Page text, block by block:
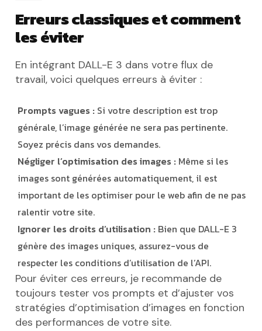
Erreurs classiques et comment
les éviter
En intégrant DALL-E 3 dans votre flux de
travail, voici quelques erreurs à éviter :
Prompts vagues : Si votre description est trop
générale, l’image générée ne sera pas pertinente.
Soyez précis dans vos demandes.
Négliger l’optimisation des images : Même si les
images sont générées automatiquement, il est
important de les optimiser pour le web afin de ne pas
ralentir votre site.
Ignorer les droits d’utilisation : Bien que DALL-E 3
génère des images uniques, assurez-vous de
respecter les conditions d’utilisation de l’API.
Pour éviter ces erreurs, je recommande de
toujours tester vos prompts et d’ajuster vos
stratégies d’optimisation d’images en fonction
des performances de votre site.